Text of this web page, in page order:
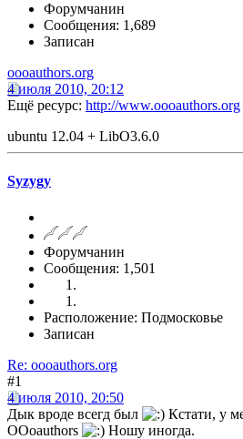
Форумчанин
Сообщения: 1,689
Записан
oooauthors.org
4 июля 2010, 20:12
Ещё ресурс: http://www.oooauthors.org
ubuntu 12.04 + LibO3.6.0
Syzygy
Форумчанин
Сообщения: 1,501
Расположение: Подмосковье
Записан
Re: oooauthors.org
#1
4 июля 2010, 20:50
Дык вроде всегд был
Кстати, у
OOoauthors
Ношу иногда.